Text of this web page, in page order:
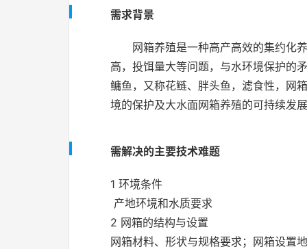
需求背景
网箱养殖是一种高产高效的集约化
高，投饵量大等问题，与水环境保护的
鳙鱼，又称花鲢、胖头鱼，滤食性，网
境的保护及大水面网箱养殖的可持续发
需解决的主要技术难题
1 环境条件
产地环境和水质要求
2 网箱的结构与设置
网箱材料、形状与规格要求；网箱设置